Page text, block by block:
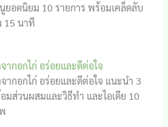
ยอดนิยม 10 รายการ พร้อมเคล็ดลับ
15 นาที
ากอกไก่ อร่อยและดีต่อใจ
ากอกไก่ อร่อยและดีต่อใจ แนะนำ 3
มส่วนผสมและวิธีทำ และไอเดีย 10